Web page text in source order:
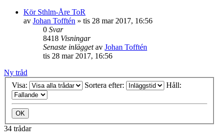
Kör Sthlm-Åre ToR
av Johan Tofftén » tis 28 mar 2017, 16:56
0 Svar
8418 Visningar
Senaste inläggetav Johan Tofftén
tis 28 mar 2017, 16:56
Ny tråd
Visa:
Sortera efter: Håll:
34 trådar